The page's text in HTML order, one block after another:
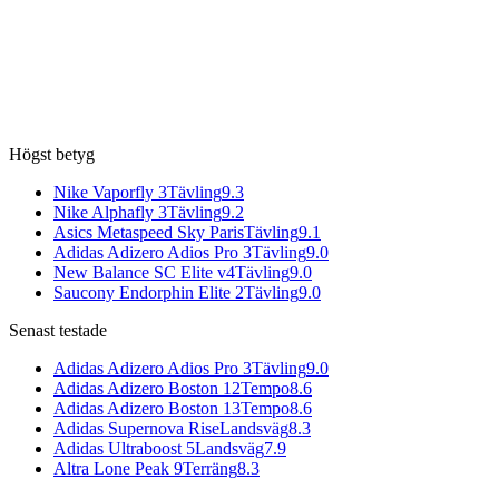
Högst betyg
Nike Vaporfly 3Tävling9.3
Nike Alphafly 3Tävling9.2
Asics Metaspeed Sky ParisTävling9.1
Adidas Adizero Adios Pro 3Tävling9.0
New Balance SC Elite v4Tävling9.0
Saucony Endorphin Elite 2Tävling9.0
Senast testade
Adidas Adizero Adios Pro 3Tävling9.0
Adidas Adizero Boston 12Tempo8.6
Adidas Adizero Boston 13Tempo8.6
Adidas Supernova RiseLandsväg8.3
Adidas Ultraboost 5Landsväg7.9
Altra Lone Peak 9Terräng8.3